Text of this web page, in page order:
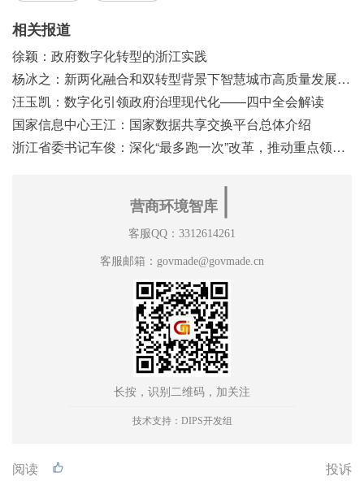
相关报道
徐颖：政府数字化转型的浙江实践
杨冰之：新两化融合和双转型背景下智慧城市高质量发展之浅见
汪玉凯：数字化引领政府治理现代化——四中全会解读
国家信息中心王江：国家数据共享交换平台总体介绍
浙江省委书记车俊：深化“最多跑一次”改革，推动重点领域改革
营商环境智库
客服QQ：3312614261
客服邮箱：govmade@govmade.cn
长按，识别二维码，加关注
技术支持：DIPS开发组
阅读 投诉